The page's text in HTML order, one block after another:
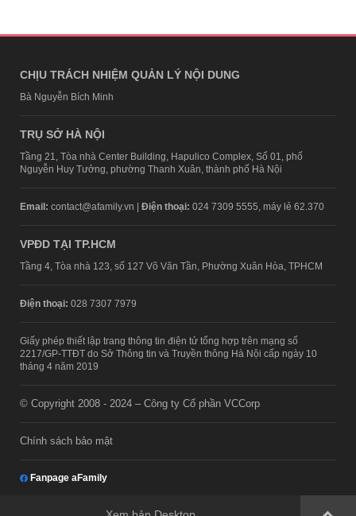
CHỊU TRÁCH NHIỆM QUẢN LÝ NỘI DUNG
Bà Nguyễn Bích Minh
TRỤ SỞ HÀ NỘI
Tầng 21, Tòa nhà Center Building, Hapulico Complex, Số 01, phố
Nguyễn Huy Tưởng, phường Thanh Xuân, thành phố Hà Nội
Email: contact@afamily.vn | Điện thoại: 024 7309 5555, máy lẻ 62.370
VPĐD TẠI TP.HCM
Tầng 4, Tòa nhà 123, số 127 Võ Văn Tần, Phường Xuân Hòa, TPHCM
Điện thoại: 028 7307 7979
Giấy phép thiết lập trang thông tin điện tử tổng hợp trên mạng số
2217/GP-TTĐT do Sở Thông tin và Truyền thông Hà Nội cấp ngày 10
tháng 4 năm 2019
© Copyright 2008 - 2024 – Công ty Cổ phần VCCorp
Chính sách bảo mật
Fanpage aFamily